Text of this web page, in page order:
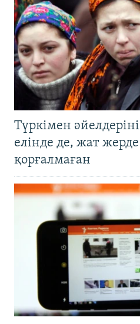
Түркімен
елінде де, жат
қорғалмаған